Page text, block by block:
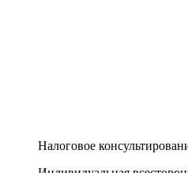
Налоговое